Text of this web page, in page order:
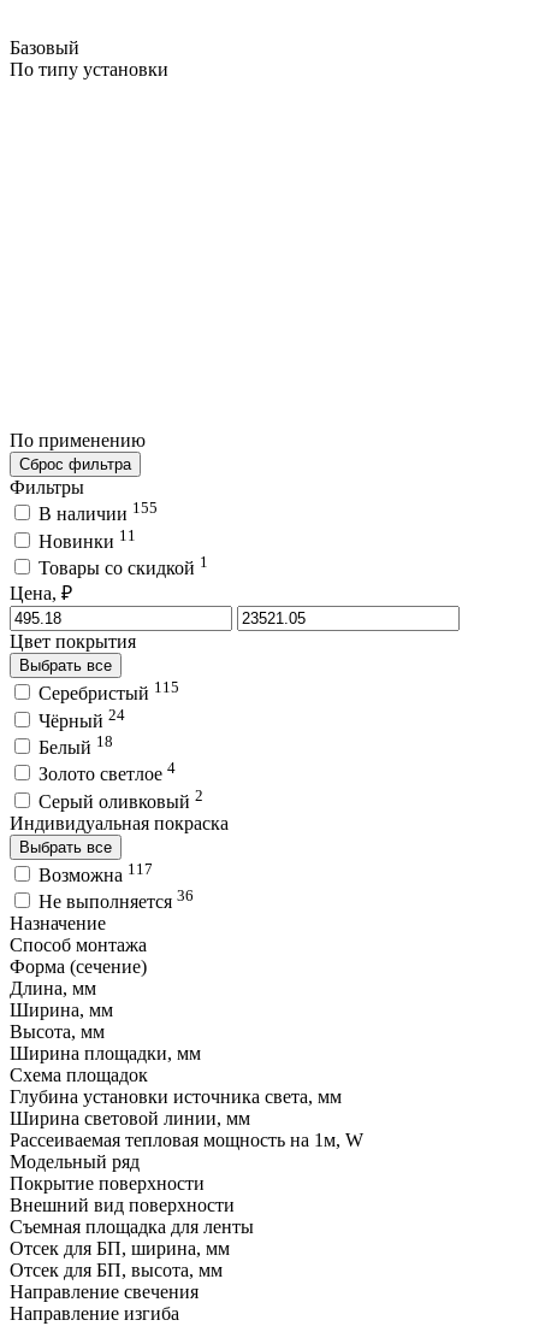
Базовый
По типу установки
По применению
Сброс фильтра
Фильтры
В наличии 155
Новинки 11
Товары со скидкой 1
Цена, ₽
Цвет покрытия
Выбрать все
Серебристый 115
Чёрный 24
Белый 18
Золото светлое 4
Серый оливковый 2
Индивидуальная покраска
Выбрать все
Возможна 117
Не выполняется 36
Назначение
Способ монтажа
Форма (сечение)
Длина, мм
Ширина, мм
Высота, мм
Ширина площадки, мм
Схема площадок
Глубина установки источника света, мм
Ширина световой линии, мм
Рассеиваемая тепловая мощность на 1м, W
Модельный ряд
Покрытие поверхности
Внешний вид поверхности
Съемная площадка для ленты
Отсек для БП, ширина, мм
Отсек для БП, высота, мм
Направление свечения
Направление изгиба